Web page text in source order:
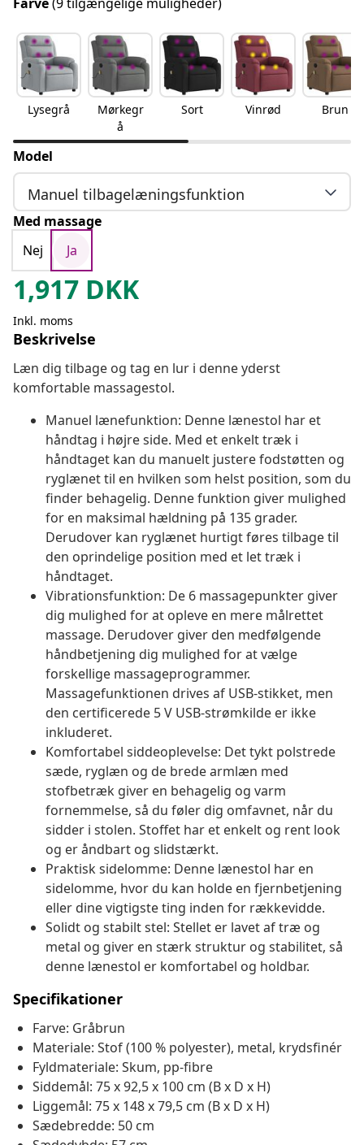
Lysegrå
Mørkegr
å
Sort Vinrød Brun
Model
Manuel tilbagelæningsfunktion
Med massage
Nej
Ja
1,917 DKK
Inkl. moms
Beskrivelse
Læn dig tilbage og tag en lur i denne yderst
komfortable massagestol.
Manuel lænefunktion: Denne lænestol har et
håndtag i højre side. Med et enkelt træk i
håndtaget kan du manuelt justere fodstøtten og
ryglænet til en hvilken som helst position, som du
finder behagelig. Denne funktion giver mulighed
for en maksimal hældning på 135 grader.
Derudover kan ryglænet hurtigt føres tilbage til
den oprindelige position med et let træk i
håndtaget.
Vibrationsfunktion: De 6 massagepunkter giver
dig mulighed for at opleve en mere målrettet
massage. Derudover giver den medfølgende
håndbetjening dig mulighed for at vælge
forskellige massageprogrammer.
Massagefunktionen drives af USB-stikket, men
den certificerede 5 V USB-strømkilde er ikke
inkluderet.
Komfortabel siddeoplevelse: Det tykt polstrede
sæde, ryglæn og de brede armlæn med
stofbetræk giver en behagelig og varm
fornemmelse, så du føler dig omfavnet, når du
sidder i stolen. Stoffet har et enkelt og rent look
og er åndbart og slidstærkt.
Praktisk sidelomme: Denne lænestol har en
sidelomme, hvor du kan holde en fjernbetjening
eller dine vigtigste ting inden for rækkevidde.
Solidt og stabilt stel: Stellet er lavet af træ og
metal og giver en stærk struktur og stabilitet, så
denne lænestol er komfortabel og holdbar.
Specifikationer
Farve: Gråbrun
Materiale: Stof (100 % polyester), metal, krydsfinér
Fyldmateriale: Skum, pp-fibre
Siddemål: 75 x 92,5 x 100 cm (B x D x H)
Liggemål: 75 x 148 x 79,5 cm (B x D x H)
Sædebredde: 50 cm